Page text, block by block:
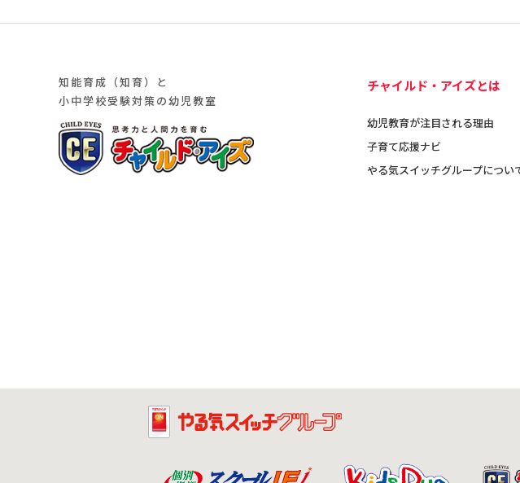
知能育成（知育）と
小中学校受験対策の幼児教室
チャイルド・アイズとは
幼児教育が注目される理由
子育て応援ナビ
やる気スイッチグループについ